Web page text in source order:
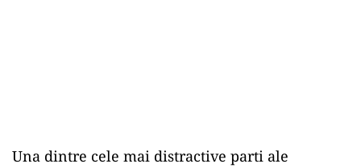
Una dintre cele mai distractive parti ale